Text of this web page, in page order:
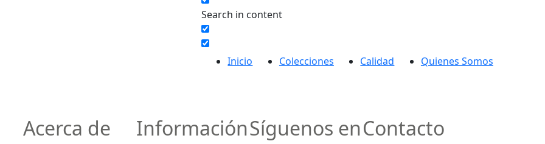
Search in content
Inicio Colecciones Calidad Quienes Somos
Acerca de InformaciónSíguenos enContacto